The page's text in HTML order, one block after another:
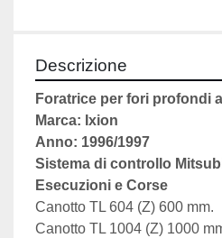
Descrizione
Foratrice per fori profondi
Marca: Ixion
Anno: 1996/1997
Sistema di controllo
Esecuzioni e Corse
Canotto TL 604 (Z) 600 mm.
Canotto TL 1004 (Z) 1000